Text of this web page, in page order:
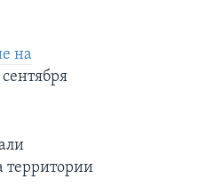
на
территории